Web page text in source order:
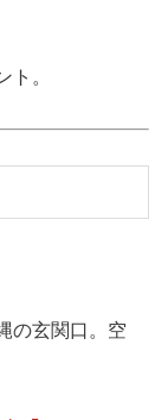
ト。
の玄関口。空